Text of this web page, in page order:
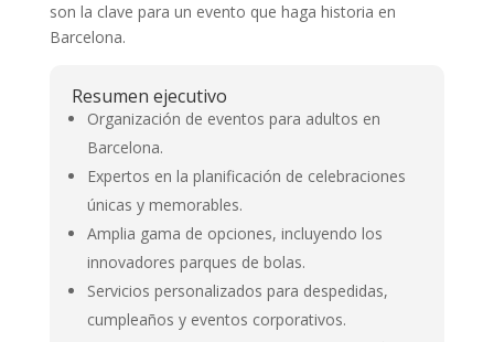
son la clave para un evento que haga historia en
Barcelona.
Resumen ejecutivo
Organización de eventos para adultos en
Barcelona.
Expertos en la planificación de celebraciones
únicas y memorables.
Amplia gama de opciones, incluyendo los
innovadores parques de bolas.
Servicios personalizados para despedidas,
cumpleaños y eventos corporativos.